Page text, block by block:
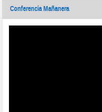
Conferencia Mañanera